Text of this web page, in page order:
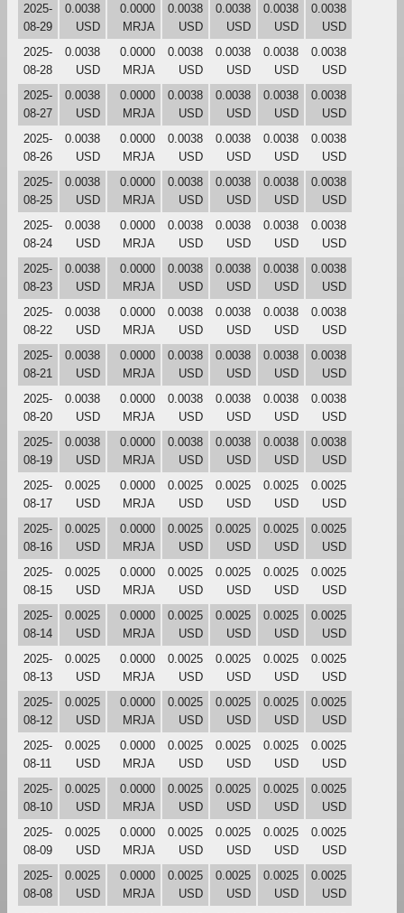
2025-
08-29
0.0038
USD
0.0000
MRJA
0.0038
USD
0.0038
USD
0.0038
USD
0.0038
USD
2025-
08-28
0.0038
USD
0.0000
MRJA
0.0038
USD
0.0038
USD
0.0038
USD
0.0038
USD
2025-
08-27
0.0038
USD
0.0000
MRJA
0.0038
USD
0.0038
USD
0.0038
USD
0.0038
USD
2025-
08-26
0.0038
USD
0.0000
MRJA
0.0038
USD
0.0038
USD
0.0038
USD
0.0038
USD
2025-
08-25
0.0038
USD
0.0000
MRJA
0.0038
USD
0.0038
USD
0.0038
USD
0.0038
USD
2025-
08-24
0.0038
USD
0.0000
MRJA
0.0038
USD
0.0038
USD
0.0038
USD
0.0038
USD
2025-
08-23
0.0038
USD
0.0000
MRJA
0.0038
USD
0.0038
USD
0.0038
USD
0.0038
USD
2025-
08-22
0.0038
USD
0.0000
MRJA
0.0038
USD
0.0038
USD
0.0038
USD
0.0038
USD
2025-
08-21
0.0038
USD
0.0000
MRJA
0.0038
USD
0.0038
USD
0.0038
USD
0.0038
USD
2025-
08-20
0.0038
USD
0.0000
MRJA
0.0038
USD
0.0038
USD
0.0038
USD
0.0038
USD
2025-
08-19
0.0038
USD
0.0000
MRJA
0.0038
USD
0.0038
USD
0.0038
USD
0.0038
USD
2025-
08-17
0.0025
USD
0.0000
MRJA
0.0025
USD
0.0025
USD
0.0025
USD
0.0025
USD
2025-
08-16
0.0025
USD
0.0000
MRJA
0.0025
USD
0.0025
USD
0.0025
USD
0.0025
USD
2025-
08-15
0.0025
USD
0.0000
MRJA
0.0025
USD
0.0025
USD
0.0025
USD
0.0025
USD
2025-
08-14
0.0025
USD
0.0000
MRJA
0.0025
USD
0.0025
USD
0.0025
USD
0.0025
USD
2025-
08-13
0.0025
USD
0.0000
MRJA
0.0025
USD
0.0025
USD
0.0025
USD
0.0025
USD
2025-
08-12
0.0025
USD
0.0000
MRJA
0.0025
USD
0.0025
USD
0.0025
USD
0.0025
USD
2025-
08-11
0.0025
USD
0.0000
MRJA
0.0025
USD
0.0025
USD
0.0025
USD
0.0025
USD
2025-
08-10
0.0025
USD
0.0000
MRJA
0.0025
USD
0.0025
USD
0.0025
USD
0.0025
USD
2025-
08-09
0.0025
USD
0.0000
MRJA
0.0025
USD
0.0025
USD
0.0025
USD
0.0025
USD
2025-
08-08
0.0025
USD
0.0000
MRJA
0.0025
USD
0.0025
USD
0.0025
USD
0.0025
USD